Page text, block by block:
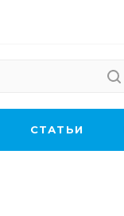
CТАТЬИ